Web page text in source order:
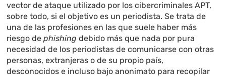
vector de ataque utilizado por los cibercriminales APT,
sobre todo, si el objetivo es un periodista. Se trata de
una de las profesiones en las que suele haber más
riesgo dephishing debido más que nada por pura
necesidad de los periodistas de comunicarse con otras
personas, extranjeras o de su propio país,
desconocidos e incluso bajo anonimato para recopilar